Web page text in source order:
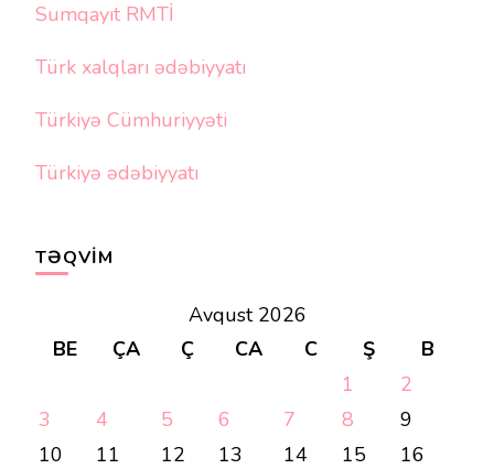
Sumqayıt RMTİ
Türk xalqları ədəbiyyatı
Türkiyə Cümhuriyyəti
Türkiyə ədəbiyyatı
TƏQVIM
Avqust 2026
BE
ÇA Ç CA C Ş
B
1
2
3
4 5 6 7 8
9
10
11 12 13 14 15
16